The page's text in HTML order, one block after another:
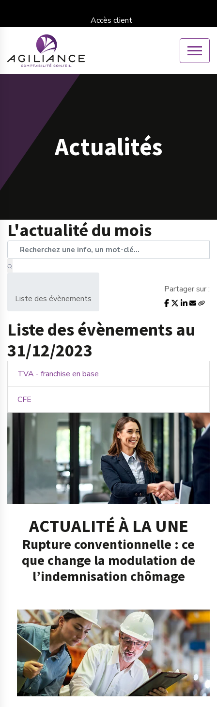
Accès client
Actualités
L'actualité du mois
Liste des évènements
Partager sur :
Liste des évènements au
31/12/2023
TVA - franchise en base
CFE
ACTUALITÉ À LA UNE
Rupture conventionnelle : ce
que change la modulation de
l’indemnisation chômage